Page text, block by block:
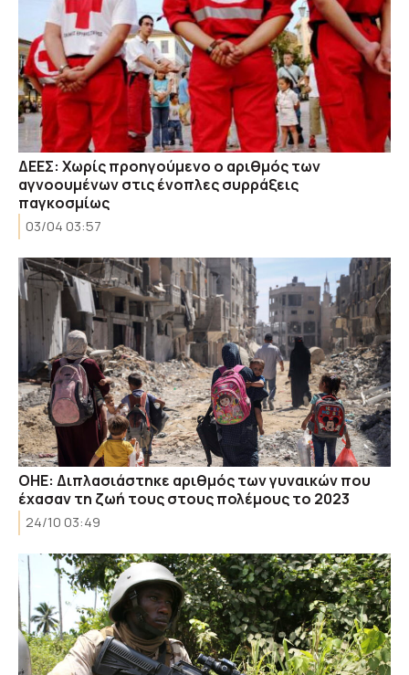
ΔΕΕΣ: Χωρίς προηγούμενο ο αριθμός των
αγνοουμένων στις ένοπλες συρράξεις
παγκοσμίως
03/04 03:57
ΟΗΕ: Διπλασιάστηκε αριθμός των γυναικών που
έχασαν τη ζωή τους στους πολέμους το 2023
24/10 03:49